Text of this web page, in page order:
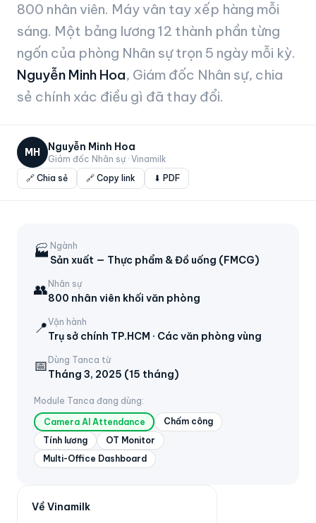
800 nhân viên. Máy vân tay xếp hàng mỗi
sáng. Một bảng lương 12 thành phần từng
ngốn của phòng Nhân sự trọn 5 ngày mỗi kỳ.
Nguyễn Minh Hoa, Giám đốc Nhân sự, chia
sẻ chính xác điều gì đã thay đổi.
MH Nguyễn Minh Hoa
Giám đốc Nhân sự · Vinamilk
🔗 Chia sẻ
🔗 Copy link ⬇ PDF
🏭 Ngành
Sản xuất — Thực phẩm & Đồ uống (FMCG)
👥 Nhân sự
800 nhân viên khối văn phòng
📍Vận hành
Trụ sở chính TP.HCM · Các văn phòng vùng
📅 Dùng Tanca từ
Tháng 3, 2025 (15 tháng)
Module Tanca đang dùng:
Camera AI Attendance
Chấm công
Tính lương
OT Monitor
Multi-Office Dashboard
Về Vinamilk